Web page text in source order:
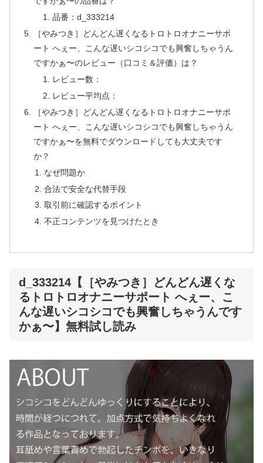
品番：d_333214
［やみつき］どんどん遅くなるトロトロオナニーサポ
ート へぇー、こんな遅いシコシコでも興奮しちゃうん
ですかぁ〜のレビュー（口コミ＆評価）は？
レビュー数：
レビュー平均点：
［やみつき］どんどん遅くなるトロトロオナニーサポ
ート へぇー、こんな遅いシコシコでも興奮しちゃうん
ですかぁ〜を無料でダウンロードしても大丈夫です
か？
なぜ問題か
合法で安全な代替手段
取引前に確認するポイント
不正コンテンツを見つけたとき
d_333214【［やみつき］どんどん遅くな
るトロトロオナニーサポート へぇー、こ
んな遅いシコシコでも興奮しちゃうんです
かぁ〜】無料試し読み